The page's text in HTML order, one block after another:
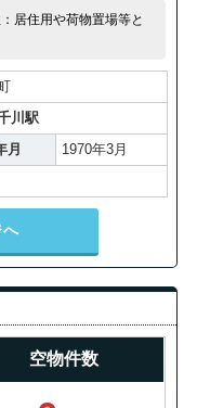
居住用や荷物置場等と
川駅
月
1970年3月
空物件数